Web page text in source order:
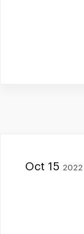
Oct 15 2022